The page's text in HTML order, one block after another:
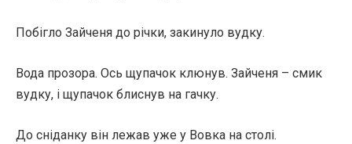
Побігло Зайченя до річки, закинуло вудку.
Вода прозора. Ось щупачок клюнув. Зайченя – смик
вудку, і щупачок блиснув на гачку.
До сніданку він лежав уже у Вовка на столі.